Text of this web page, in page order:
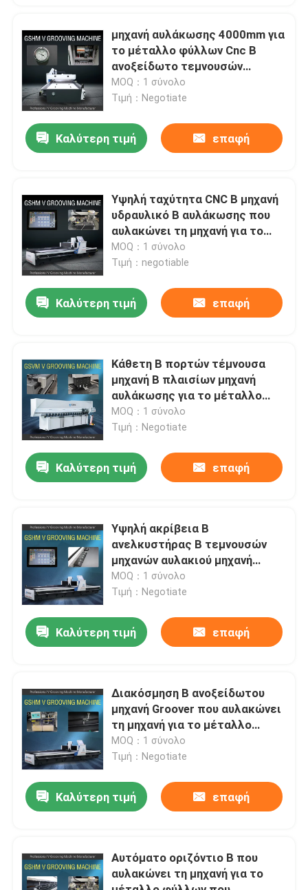
Προϊόντα
Σχετικά με εμάς
Ποιοτικός έλεγχος
Ζητήστε ένα απόσπασμα
Υψηλή ταχύτητα Β μηχανή αυλάκωσης
Αυτόματο Β που αυλακώνει τη μηχανή
μηχανή αυλάκωσης 4000mm για
το μέταλλο φύλλων Cnc Β
ανοξείδωτο τεμνουσών
μηχανών
MOQ：1 σύνολο
Τιμή：Negotiate
Καλύτερη τιμή επαφή
Υψηλή ταχύτητα CNC Β μηχανή
υδραυλικό Β αυλάκωσης που
αυλακώνει τη μηχανή για το
μέταλλο φύλλων 1225
MOQ：1 σύνολο
Τιμή：negotiable
Καλύτερη τιμή επαφή
Κάθετη Β πορτών τέμνουσα
μηχανή Β πλαισίων μηχανή
αυλάκωσης για το μέταλλο
φύλλων
MOQ：1 σύνολο
Τιμή：Negotiate
Καλύτερη τιμή επαφή
Υψηλή ακρίβεια Β
ανελκυστήρας Β τεμνουσών
μηχανών αυλακιού μηχανή
αυλάκωσης για το μέταλλο
φύλλων
MOQ：1 σύνολο
Τιμή：Negotiate
Καλύτερη τιμή επαφή
Διακόσμηση Β ανοξείδωτου
μηχανή Groover που αυλακώνει
τη μηχανή για το μέταλλο
φύλλων
MOQ：1 σύνολο
Τιμή：Negotiate
Καλύτερη τιμή επαφή
Αυτόματο οριζόντιο Β που
αυλακώνει τη μηχανή για το